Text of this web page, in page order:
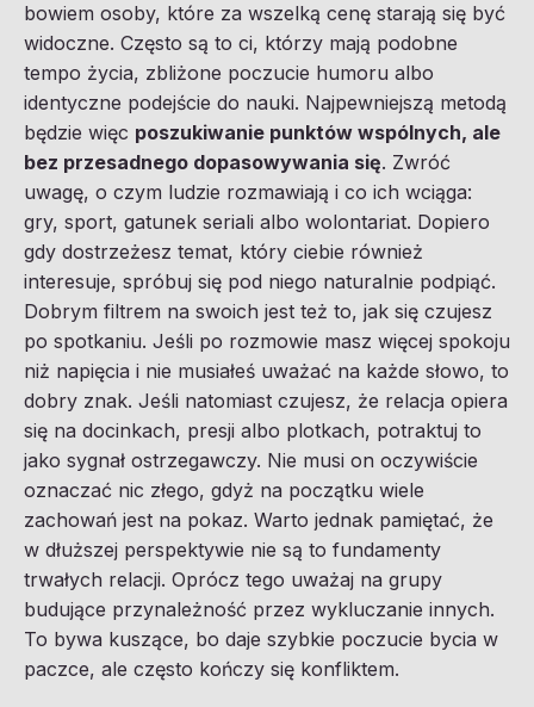
bowiem osoby, które za wszelką cenę starają się być
widoczne. Często są to ci, którzy mają podobne
tempo życia, zbliżone poczucie humoru albo
identyczne podejście do nauki. Najpewniejszą metodą
będzie więc poszukiwanie punktów wspólnych, ale
bez przesadnego dopasowywania się. Zwróć
uwagę, o czym ludzie rozmawiają i co ich wciąga:
gry, sport, gatunek seriali albo wolontariat. Dopiero
gdy dostrzeżesz temat, który ciebie również
interesuje, spróbuj się pod niego naturalnie podpiąć.
Dobrym filtrem na swoich jest też to, jak się czujesz
po spotkaniu. Jeśli po rozmowie masz więcej spokoju
niż napięcia i nie musiałeś uważać na każde słowo, to
dobry znak. Jeśli natomiast czujesz, że relacja opiera
się na docinkach, presji albo plotkach, potraktuj to
jako sygnał ostrzegawczy. Nie musi on oczywiście
oznaczać nic złego, gdyż na początku wiele
zachowań jest na pokaz. Warto jednak pamiętać, że
w dłuższej perspektywie nie są to fundamenty
trwałych relacji. Oprócz tego uważaj na grupy
budujące przynależność przez wykluczanie innych.
To bywa kuszące, bo daje szybkie poczucie bycia w
paczce, ale często kończy się konfliktem.